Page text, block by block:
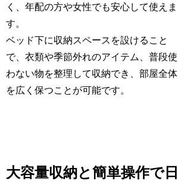
く、年配の方や女性でも安心して使えま
す。
ベッド下に収納スペースを設けること
で、衣類や季節外れのアイテム、普段使
わない物を整理して収納でき、部屋全体
を広く保つことが可能です。
大容量収納と簡単操作で日